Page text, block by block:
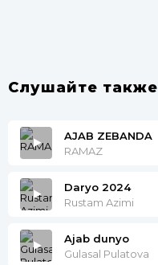
Слушайте также
AJAB ZEBANDA
RAMAZ
Daryo 2024
Rustam Azimi
Ajab dunyo
Gulasal Pulatova